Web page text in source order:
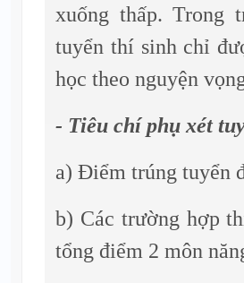
xuống thấp. Trong
tuyển thí sinh chỉ
học theo nguyện
- Tiêu chí phụ xét
a) Điểm trúng tuyển
b) Các trường hợp
tổng điểm 2 môn